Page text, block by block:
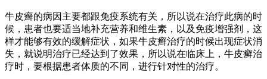
牛皮癣的病因主要都跟免疫系统有关，所以说在治疗此病的时
候，患者也要适当地补充营养和维生素，以及免疫增强剂，这
样才能够有效的缓解症状，如果牛皮癣治疗的时候出现症状消
失，就说明治疗已经达到了效果，所以说在临床上，牛皮癣治
疗时，要根据患者体质的不同，进行针对性的治疗。